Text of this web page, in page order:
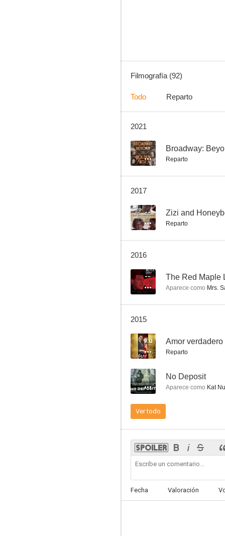
8.0
7.6
Filmografía (92)
Todo Reparto
2021
-- Broadway:
Reparto
2017
-- Zizi and
Reparto
2016
-- The Red Maple
Aparece como Mrs.
2015
9.0 Amor verdadero
Reparto
-- No Deposit
Aparece como Kat
Ver todo
Fecha Valoración